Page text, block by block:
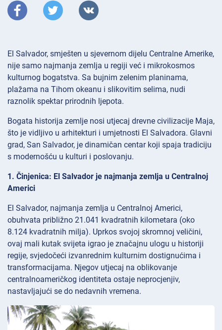
El Salvador, smješten u sjevernom dijelu Centralne Amerike,
nije samo najmanja zemlja u regiji već i mikrokosmos
kulturnog bogatstva. Sa bujnim zelenim planinama,
plažama na Tihom okeanu i slikovitim selima, nudi
raznolik spektar prirodnih ljepota.
Bogata historija zemlje nosi utjecaj drevne civilizacije Maja,
što je vidljivo u arhitekturi i umjetnosti El Salvadora. Glavni
grad, San Salvador, je dinamičan centar koji spaja tradiciju
s modernošću u kulturi i poslovanju.
1. Činjenica: El Salvador je najmanja zemlja u Centralnoj
Americi
El Salvador, najmanja zemlja u Centralnoj Americi,
obuhvata približno 21.041 kvadratnih kilometara (oko
8.124 kvadratnih milja). Uprkos svojoj skromnoj veličini,
ovaj mali kutak svijeta igrao je značajnu ulogu u historiji
regije, svjedočeći izvanrednim kulturnim dostignućima i
transformacijama. Njegov utjecaj na oblikovanje
centralnoameričkog identiteta ostaje neprocjenjiv,
nastavljajući se do nedavnih vremena.